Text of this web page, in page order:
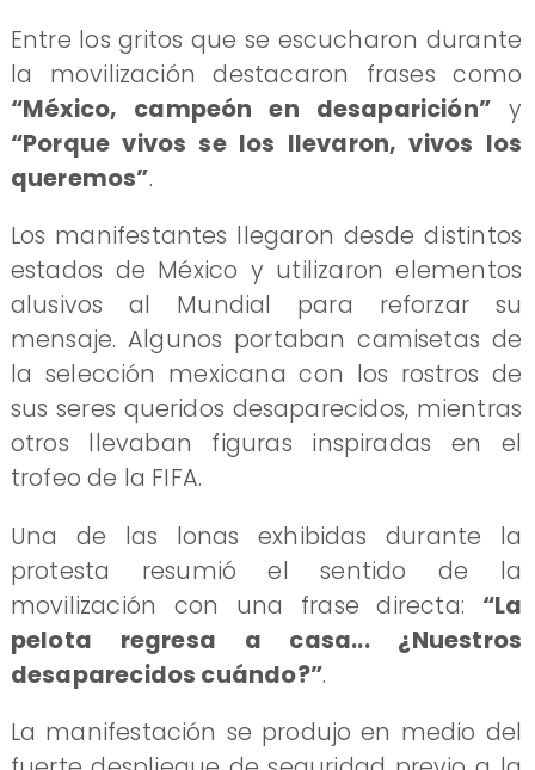
Entre los gritos que se escucharon durante
la movilización destacaron frases como
“México, campeón en desaparición” y
“Porque vivos se los llevaron, vivos los
queremos”.
Los manifestantes llegaron desde distintos
estados de México y utilizaron elementos
alusivos al Mundial para reforzar su
mensaje. Algunos portaban camisetas de
la selección mexicana con los rostros de
sus seres queridos desaparecidos, mientras
otros llevaban figuras inspiradas en el
trofeo de la FIFA.
Una de las lonas exhibidas durante la
protesta resumió el sentido de la
movilización con una frase directa: “La
pelota regresa a casa... ¿Nuestros
desaparecidos cuándo?”.
La manifestación se produjo en medio del